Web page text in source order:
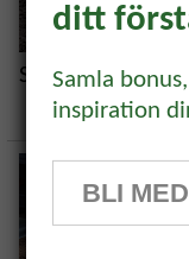
Såtips för
rabatt!
få 10%
ditt
Samla
inspiration
BLI